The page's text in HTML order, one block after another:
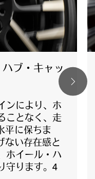
ブ・キャッ
ンにより、ホ
ことなく、走
平に保ちま
ない存在感と
ホイール・ハ
守ります。4